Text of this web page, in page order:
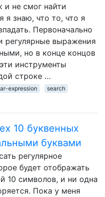
и не смог найти
я знаю, что то, что я
Первоначально
регулярные выражения
но в конце концов
инструменты
строке …
expression
search
10 буквенных
буквами
регулярное
будет отображать
10 символов, и ни одна
Пока у меня